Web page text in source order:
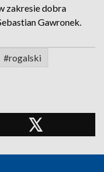
zakresie dobra
Gawronek.
#rogalski